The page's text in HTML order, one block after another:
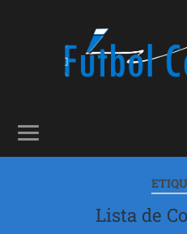
Lista de